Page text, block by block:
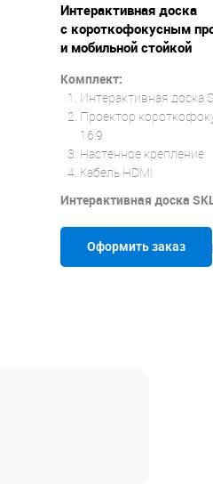
Интерактивная доска
с короткофокусным
и мобильной стойкой
Комплект:
Интерактивная доска
Проектор
16:9
Настенное крепление
Кабель HDMI
Интерактивная доска
Оформить заказ